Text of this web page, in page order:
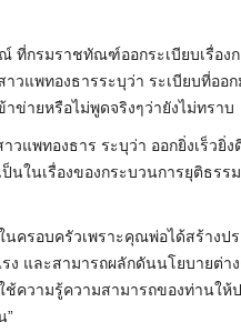
ที่กรมราชทัณฑ์ออกระเบียบเรื่อ
วแพทองธารระบุว่า ระเบียบที่อ
ข่ายหรือไม่พูดจริงๆว่ายังไม่ทราบ
แพทองธาร ระบุว่า ออกยิ่งเร็วยิ่
ป็นในเรื่องของกระบวนการยุติธ
ในครอบครัวเพราะคุณพ่อได้สร้าง
ง และสามารถผลักดันนโยบายต่
ช้ความรู้ความสามารถของท่านใ
”